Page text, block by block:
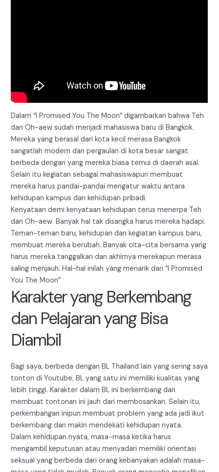
Dalam “I Promised You The Moon” digambarkan bahwa Teh
dan Oh-aew sudah menjadi mahasiswa baru di Bangkok.
Mereka yang berasal dari kota kecil merasa Bangkok
sangatlah modern dan pergaulan di kota besar sangat
berbeda dengan yang mereka biasa temui di daerah asal.
Selain itu kegiatan sebagai mahasiswapun membuat
mereka harus pandai-pandai mengatur waktu antara
kehidupan kampus dan kehidupan pribadi.
Kenyataan demi kenyataan kehidupan terus menerpa Teh
dan Oh-aew. Banyak hal tak disangka harus mereka hadapi.
Teman-teman baru, kehidupan dan kegiatan kampus baru,
membuat mereka berubah. Banyak cita-cita bersama yang
harus mereka tanggalkan dan akhirnya merekapun merasa
saling menjauh. Hal-hal inilah yang menarik dari “I Promised
You The Moon”
Karakter yang Berkembang
dan Pelajaran yang Bisa
Diambil
Bagi saya, berbeda dengan BL Thailand lain yang sering saya
tonton di Youtube, BL yang satu ini memiliki kualitas yang
lebih tinggi. Karakter dalam BL ini berkembang dan
membuat tontonan ini jauh dari membosankan. Selain itu,
perkembangan inipun membuat problem yang ada jadi ikut
berkembang dan makin mendekati kehidupan nyata.
Dalam kehidupan nyata, masa-masa ketika harus
mengambil keputusan atau menyadari memiliki orientasi
seksual yang berbeda dari orang kebanyakan adalah masa-